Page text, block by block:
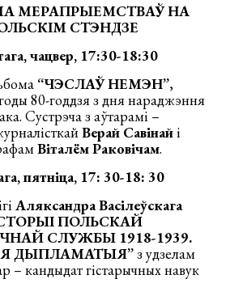
МЕРАПРЫЕМСТВАЎ НА
СТЭНДЗЕ
чацвер, 17:30-18:30
“ЧЭСЛАЎ НЕМЭН”,
80-годдзя з дня нараджэння
Сустрэча з аўтарамі –
Верай Савінайі
Віталём Раковічам.
пятніца, 17: 30-18: 30
Аляксандра Васілеўскага
ПОЛЬСКАЙ
СЛУЖБЫ 1918-1939.
ДЫПЛАМАТЫЯ”з удзелам
– кандыдат гістарычных навук